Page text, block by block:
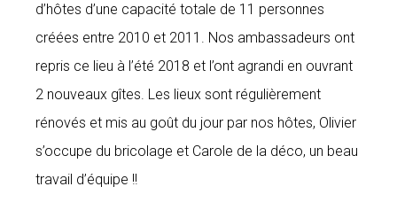
d’hôtes d’une capacité totale de 11 personnes
créées entre 2010 et 2011. Nos ambassadeurs ont
repris ce lieu à l’été 2018 et l’ont agrandi en ouvrant
2 nouveaux gîtes. Les lieux sont régulièrement
rénovés et mis au goût du jour par nos hôtes, Olivier
s’occupe du bricolage et Carole de la déco, un beau
travail d’équipe !!